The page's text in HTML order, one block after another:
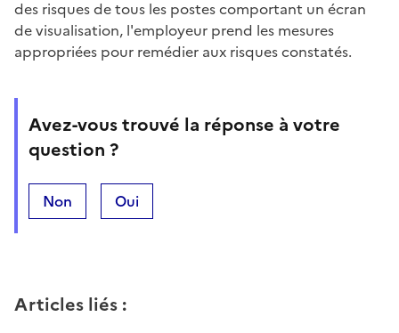
des risques de tous les postes comportant un écran
de visualisation, l'employeur prend les mesures
appropriées pour remédier aux risques constatés.
Avez-vous trouvé la réponse à votre
question ?
Non Oui
Articles liés :